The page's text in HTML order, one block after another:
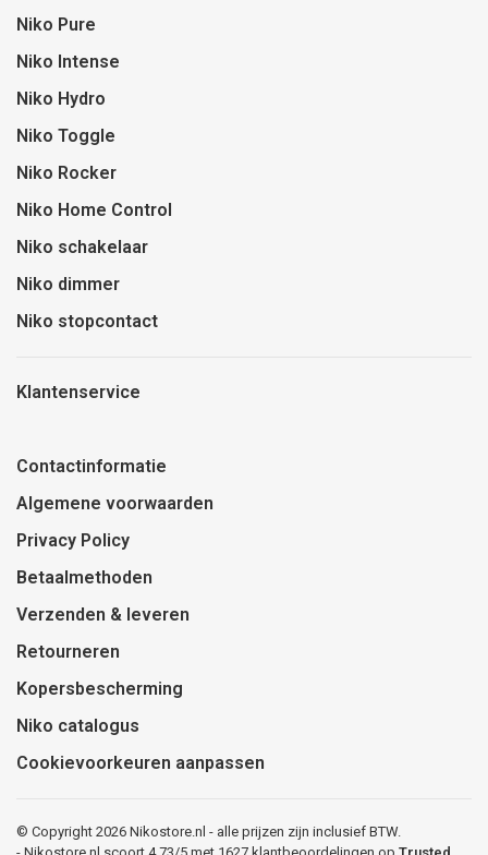
Niko Pure
Niko Intense
Niko Hydro
Niko Toggle
Niko Rocker
Niko Home Control
Niko schakelaar
Niko dimmer
Niko stopcontact
Klantenservice
Contactinformatie
Algemene voorwaarden
Privacy Policy
Betaalmethoden
Verzenden & leveren
Retourneren
Kopersbescherming
Niko catalogus
Cookievoorkeuren aanpassen
© Copyright 2026 Nikostore.nl - alle prijzen zijn inclusief BTW.